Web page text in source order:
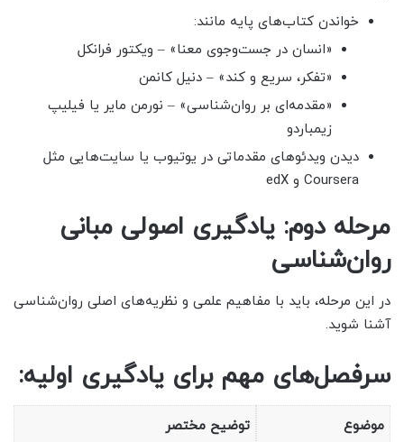
خواندن کتاب‌های پایه مانند:
«انسان در جست‌وجوی معنا» – ویکتور فرانکل
«تفکر، سریع و کند» – دنیل کانمن
«مقدمه‌ای بر روان‌شناسی» – نورمن مایر یا فیلیپ
زیمباردو
دیدن ویدئوهای مقدماتی در یوتیوب یا سایت‌هایی مثل
Coursera و edX
مرحله دوم: یادگیری اصولی مبانی
روان‌شناسی
در این مرحله، باید با مفاهیم علمی و نظریه‌های اصلی روان‌شناسی
آشنا شوید.
سرفصل‌های مهم برای یادگیری اولیه:
موضوع توضیح مختصر